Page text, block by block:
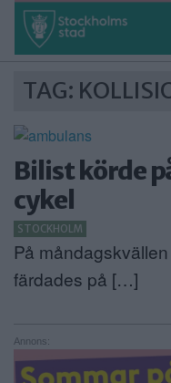
SPORT
ÅSIKTER
KALENDER
KONTAKT
SAMARBETEN
ANNONSERA
NÄRINGSLIV
TAG:
Bilist körde
cykel
STOCKHOLM
På
färdades på […]
Annons: